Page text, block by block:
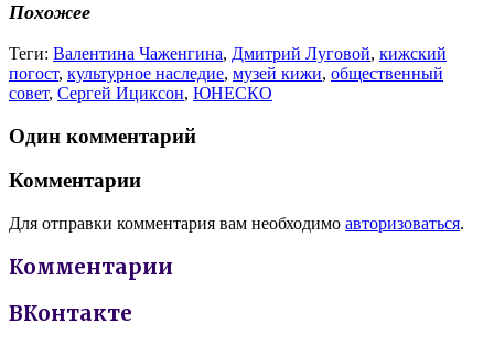
Похожее
Теги: Валентина Чаженгина, Дмитрий Луговой, кижский
погост, культурное наследие, музей кижи, общественный
совет, Сергей Ициксон, ЮНЕСКО
Один комментарий
Комментарии
Для отправки комментария вам необходимо авторизоваться.
Комментарии
ВКонтакте